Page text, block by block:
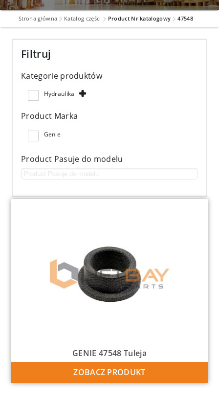
Strona główna Katalog części Product Nr katalogowy 47548
Filtruj
Kategorie produktów
Hydraulika
Product Marka
Genie
Product Pasuje do modelu
GENIE 47548 Tuleja
ZOBACZ PRODUKT